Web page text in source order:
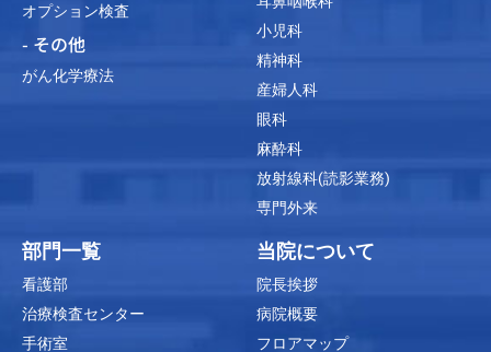
オプション検査
- その他
がん化学療法
小児科
精神科
産婦人科
眼科
麻酔科
放射線科(読影業務)
専門外来
部門一覧
看護部
治療検査センター
手術室
当院について
院長挨拶
病院概要
フロアマップ